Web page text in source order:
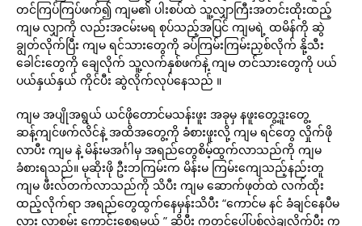
တင်ကြပ်ကြပ်ဖက်၍ ကျမ၏ ပါးစပ်ထဲ သူ့လျှာကြီးအတင်းထိုးထည့်
ကျမ လျှာကို လည်းအငမ်းမရ စုပ်သည့်အပြင် ကျမရဲ့ ထမိန်ကို ဆွဲ
ချွတ်လိုက်ပြီး ကျမ ရင်သားတွေကို ခပ်ကြမ်းကြမ်းညှစ်လိုက် နို့သီး
ခေါင်းတွေကို ချေလိုက် သူ့လက်နှစ်ဖက်နဲ့ ကျမ တင်သားတွေကို ပယ်
ပယ်နှယ်နှယ် ကိုင်ပီး ဆွဲလိုက်လုပ်နေသည် ။
ကျမ အပျိုအရွယ် ‌ယင်ဖိုတောင်မသန်းဖူး အခုမှ နဖူးတွေ့ဒူးတွေ့
ဆန့်ကျင်ဖက်လိင်နဲ့ အထိအတွေ့ကို ခံစားဖူးလို့ ကျမ ရင်တွေ လှိုက်ဖို
လာပီး ကျမ နဲ့ မိန်းမအင်္ဂါမှ အရည်တွေစိမ့်ထွက်လာသည်ကို ကျမ
ခံစားရသည်။ မုဆိုးဖို ဦးဘကြမ်းက မိန်းမ ကြမ်းကျေသည့်နည်းတူ
ကျမ ဖီးလ်တက်လာသည်ကို သိပီး ကျမ ဆောက်ဖုတ်ထဲ လက်ထိုး
ထည့်လိုက်ရာ အရည်တွေထွက်နေမှန်းသိပီး “ကောင်မ နင် ခံချင်နေပီမ
လား လာစမ်း ကောင်းစေရမယ် ” ဆိုပီး ကုတင်ပေါ်ပစ်လှဲချလိုက်ပီး ကု